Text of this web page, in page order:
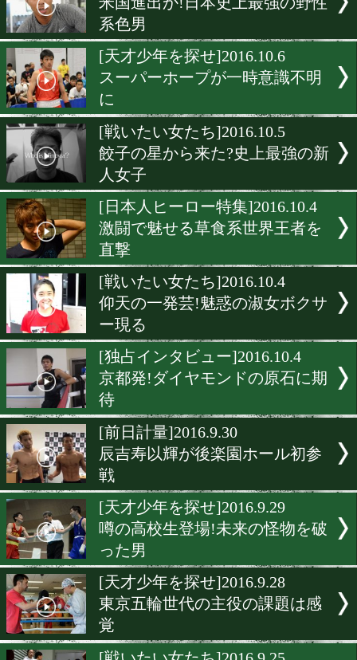
[インタビュー]2016.12.19
女性が語るボクシングの魅
は?
[ニュース]2016.12.16
日本フライ級に暫定王座が
[日本人ヒーロー特集
米国進出か!日本史上最強
系色男
[天才少年を探せ]2016.10.6
スーパーホープが一時意識
に
[戦いたい女たち]2016.10.5
餃子の星から来た?史上最
人女子
激闘で魅せる草食系世界王
直撃
[戦いたい女たち]2016.10.4
仰天の一発芸!魅惑の淑女